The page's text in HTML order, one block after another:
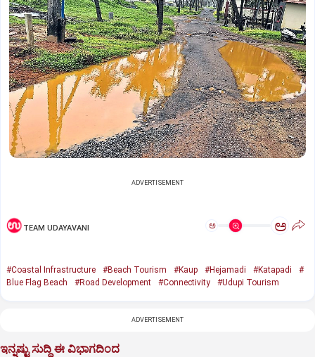
ADVERTISEMENT
TEAM UDAYAVANI ಅ ಅ
#Coastal Infrastructure #Beach Tourism #Kaup #Hejamadi #Katapadi
#
Blue Flag Beach
#Road Development #Connectivity #Udupi Tourism
ADVERTISEMENT
ಇನ್ನಷ್ಟು ಸುದ್ದಿ ಈ ವಿಭಾಗದಿಂದ